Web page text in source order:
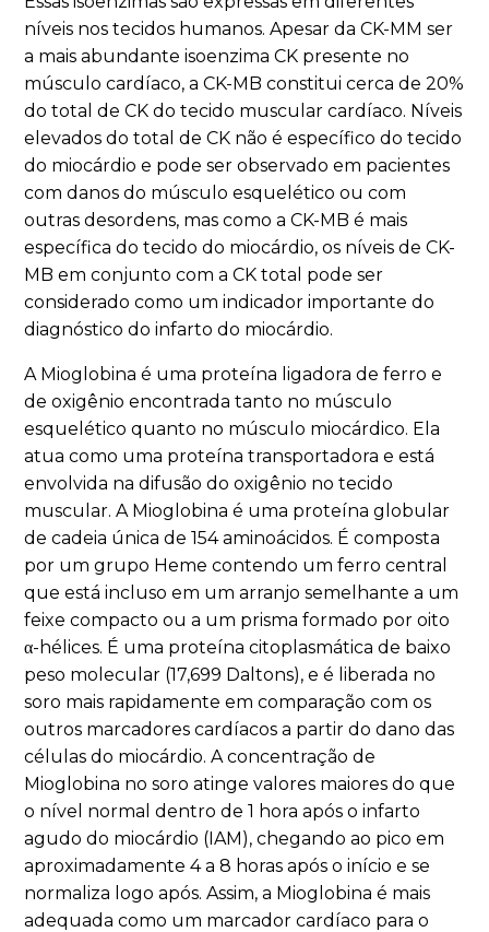
níveis nos tecidos humanos. Apesar da CK-MM ser
a mais abundante isoenzima CK presente no
músculo cardíaco, a CK-MB constitui cerca de 20%
do total de CK do tecido muscular cardíaco. Níveis
elevados do total de CK não é específico do tecido
do miocárdio e pode ser observado em pacientes
com danos do músculo esquelético ou com
outras desordens, mas como a CK-MB é mais
específica do tecido do miocárdio, os níveis de CK-
MB em conjunto com a CK total pode ser
considerado como um indicador importante do
diagnóstico do infarto do miocárdio.
A Mioglobina é uma proteína ligadora de ferro e
de oxigênio encontrada tanto no músculo
esquelético quanto no músculo miocárdico. Ela
atua como uma proteína transportadora e está
envolvida na difusão do oxigênio no tecido
muscular. A Mioglobina é uma proteína globular
de cadeia única de 154 aminoácidos. É composta
por um grupo Heme contendo um ferro central
que está incluso em um arranjo semelhante a um
feixe compacto ou a um prisma formado por oito
α-hélices. É uma proteína citoplasmática de baixo
peso molecular (17,699 Daltons), e é liberada no
soro mais rapidamente em comparação com os
outros marcadores cardíacos a partir do dano das
células do miocárdio. A concentração de
Mioglobina no soro atinge valores maiores do que
o nível normal dentro de 1 hora após o infarto
agudo do miocárdio (IAM), chegando ao pico em
aproximadamente 4 a 8 horas após o início e se
normaliza logo após. Assim, a Mioglobina é mais
adequada como um marcador cardíaco para o